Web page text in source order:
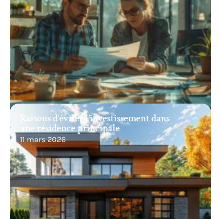
Raisons d’éviter l’investissement dans
une résidence principale
11 mars 2026